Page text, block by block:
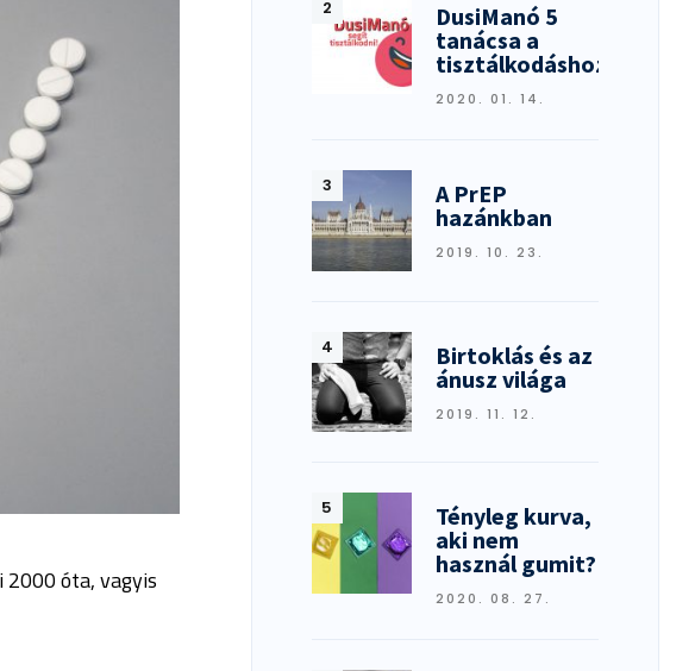
óta, vagyis
DusiManó 5
tanácsa a
tisztálkodáshoz
2020. 01. 14.
A PrEP
hazánkban
2019. 10. 23.
Birtoklás és az
ánusz világa
2019. 11. 12.
Tényleg kurva,
aki nem
használ gumit?
2020. 08. 27.